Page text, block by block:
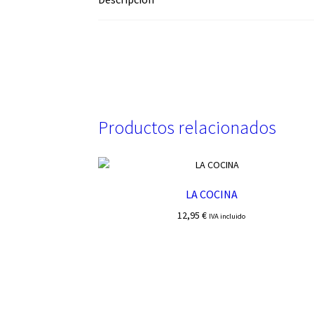
Productos relacionados
LA COCINA
12,95€ IVA incluido